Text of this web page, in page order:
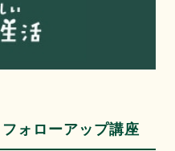
ォローアップ講座